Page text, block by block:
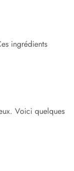
ingrédients
Voici quelques